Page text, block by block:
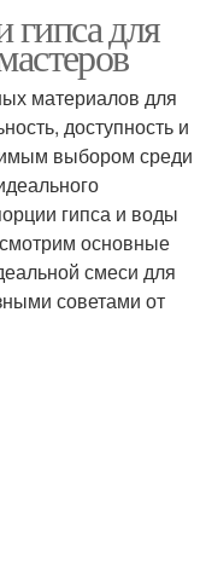
для
материалов для
доступность и
выбором среди
гипса и воды
основные
смеси для
советами от